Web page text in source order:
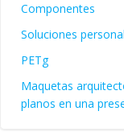
Componentes
Soluciones
PETg
Maquetas
planos en una